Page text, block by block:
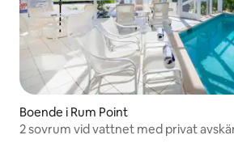
Boende i Rum Point
2 sovrum vid vattnet med privat